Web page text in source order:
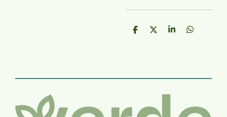
D
D
S
D